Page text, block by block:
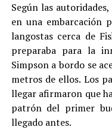
Según las
en una embarcación
langostas cerca de
preparaba para la
Simpson a bordo se
metros de ellos. Los
llegar afirmaron que
patrón del primer
llegado antes.